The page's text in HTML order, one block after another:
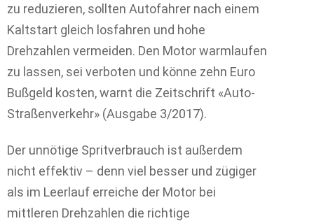
zu reduzieren, sollten Autofahrer nach einem
Kaltstart gleich losfahren und hohe
Drehzahlen vermeiden. Den Motor warmlaufen
zu lassen, sei verboten und könne zehn Euro
Bußgeld kosten, warnt die Zeitschrift «Auto-
Straßenverkehr» (Ausgabe 3/2017).
Der unnötige Spritverbrauch ist außerdem
nicht effektiv – denn viel besser und zügiger
als im Leerlauf erreiche der Motor bei
mittleren Drehzahlen die richtige